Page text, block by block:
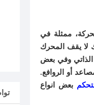
ممثلة في
لا يقف المحرك
وفي بعض
أو الروافع.
بعض انواع